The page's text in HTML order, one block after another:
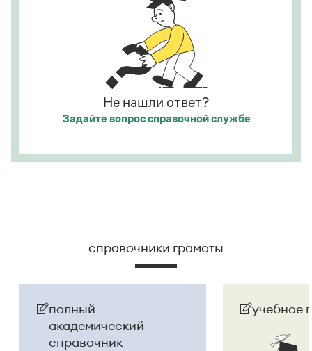
развернут в придаточное предложение:
посмотрела на него, как[смотрят
Не нашли ответ?
Задайте вопроссправочной службе
справочники грамоты
полный
академический
справочник
учебное